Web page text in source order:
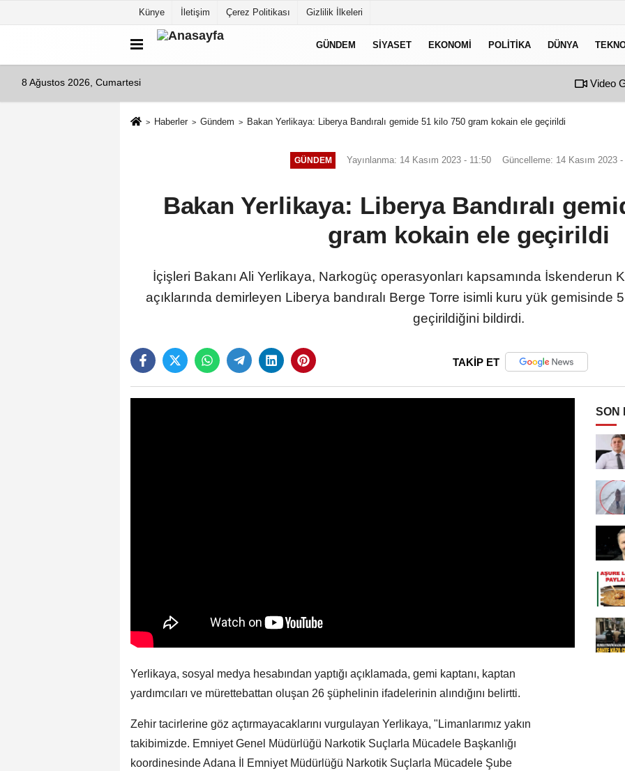
Künye İletişim Çerez Politikası Gizlilik İlkeleri
GÜNDEM SIYASET EKONOMI POLITIKA DÜNYA
8 Ağustos 2026, Cumartesi Video
Haberler Gündem Bakan Yerlikaya: Liberya Bandıralı gemide 51 kilo 750 gram kokain ele geçirildi
GÜNDEM Yayınlanma: 14 Kasım 2023 - 11:50 Güncelleme: 14 Kasım 2023 -
Bakan Yerlikaya: Liberya Bandıralı
gram kokain ele geçirildi
İçişleri Bakanı Ali Yerlikaya, Narkogüç operasyonları kapsamında İskenderun
açıklarında demirleyen Liberya bandıralı Berge Torre isimli kuru yük gemisinde
geçirildiğini bildirdi.
TAKİP ET
Yerlikaya, sosyal medya hesabından yaptığı açıklamada, gemi kaptanı, kaptan
yardımcıları ve mürettebattan oluşan 26 şüphelinin ifadelerinin alındığını belirtti.
Zehir tacirlerine göz açtırmayacaklarını vurgulayan Yerlikaya, "Limanlarımız yakın
takibimizde. Emniyet Genel Müdürlüğü Narkotik Suçlarla Mücadele Başkanlığı
koordinesinde Adana İl Emniyet Müdürlüğü Narkotik Suçlarla Mücadele Şube
SON